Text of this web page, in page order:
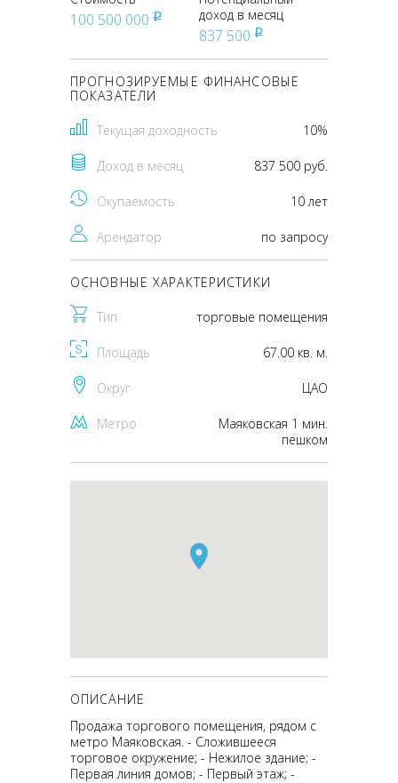
100 500 000 pуб
доход в месяц
837 500 pуб
ПРОГНОЗИРУЕМЫЕ ФИНАНСОВЫЕ
ПОКАЗАТЕЛИ
Текущая доходность 10%
Доход в месяц 837 500 руб.
Окупаемость 10 лет
Арендатор по запросу
ОСНОВНЫЕ ХАРАКТЕРИСТИКИ
Тип торговые помещения
Площадь 67.00 кв. м.
Округ ЦАО
Метро
Маяковская 1 мин.
пешком
ОПИСАНИЕ
Продажа торгового помещения, рядом с
метро Маяковская. - Сложившееся
торговое окружение; - Нежилое здание; -
Первая линия домов; - Первый этаж; -